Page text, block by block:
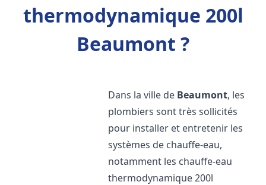
thermodynamique 200l
Beaumont ?
Dans la ville de Beaumont, les
plombiers sont très sollicités
pour installer et entretenir les
systèmes de chauffe-eau,
notamment les chauffe-eau
thermodynamique 200l